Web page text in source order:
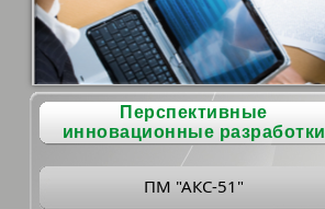
Перспективные
инновационные разработки
ПМ "АКС-51"